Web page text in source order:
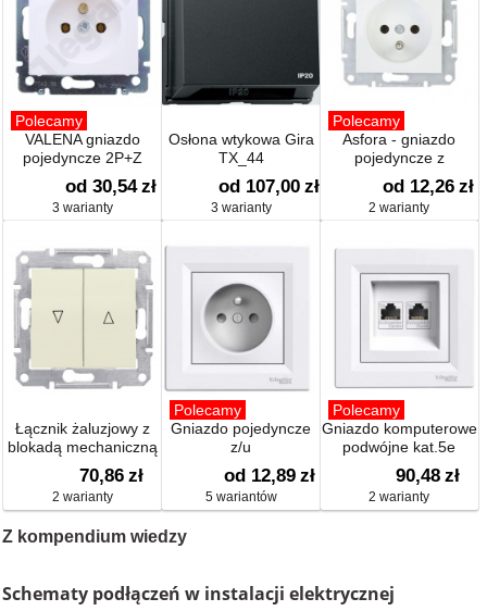
Polecamy
VALENA gniazdo
pojedyncze 2P+Z
od 30,54 zł
3 warianty
Osłona wtykowa Gira
TX_44
od 107,00 zł
3 warianty
Polecamy
Asfora - gniazdo
pojedyncze z
uziemieniem
od 12,26 zł
2 warianty
Łącznik żaluzjowy z
blokadą mechaniczną
70,86 zł
2 warianty
Polecamy
Gniazdo pojedyncze
z/u
od 12,89 zł
5 wariantów
Polecamy
Gniazdo komputerowe
podwójne kat.5e
90,48 zł
2 warianty
Z kompendium wiedzy
Schematy podłączeń w instalacji elektrycznej